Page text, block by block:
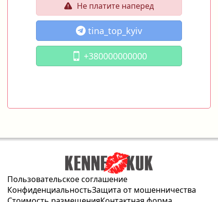
Не платите наперед
tina_top_kyiv
+380000000000
Пользовательское соглашение
КонфиденциальностьЗащита от мошенничества